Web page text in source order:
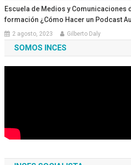
Escuela de Medios y Comunicaciones
formación ¿Cómo Hacer un Podcast
2 agosto, 2023 Gilberto Daly
SOMOS INCES